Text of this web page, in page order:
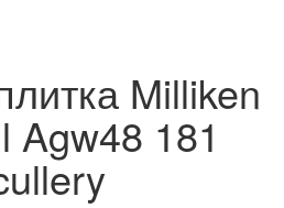
Milliken
Agw48 181